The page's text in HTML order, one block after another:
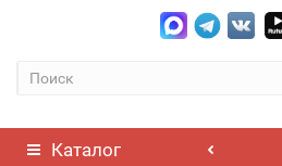
Каталог